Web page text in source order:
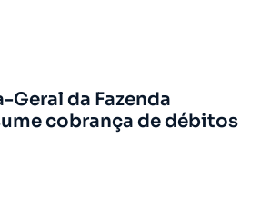
da Fazenda
cobrança de débitos